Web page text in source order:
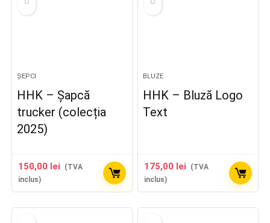
ȘEPCI
HHK – Șapcă
trucker (colecția
2025)
150,00 lei
(TVA
inclus)
BLUZE
HHK – Bluză Logo
Text
175,00 lei
(TVA
inclus)